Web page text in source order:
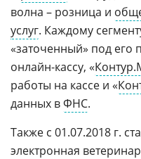
волна – розница и
услуг. Каждому
«заточенный» под его
онлайн-кассу, «
работы на кассе и «
данных вФНС.
Также с 01.07.2018 г.
электронная